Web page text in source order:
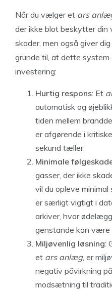
Når du vælger et ars
der ikke blot beskytter din
skader, men også giver
grunde til, at dette system
investering:
Hurtig respons: Et
automatisk og
tiden mellem
er afgørende i
sekund tæller.
Minimale
gasser, der ikke
vil du opleve
er særligt vigtigt i
arkiver, hvor
genstande kan være
Miljøvenlig løsning:
et ars anlæg, er
negativ påvirkning
modsætning til